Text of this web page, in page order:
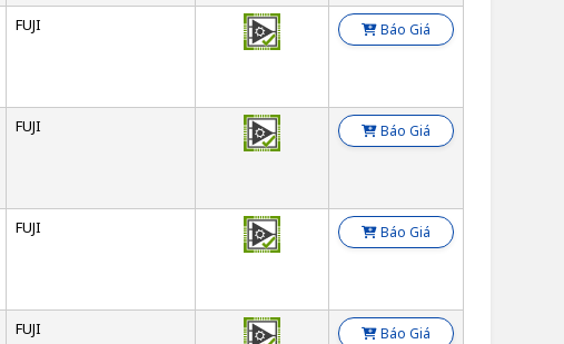
FUJI Báo Giá
FUJI Báo Giá
FUJI Báo Giá
FUJI Báo Giá